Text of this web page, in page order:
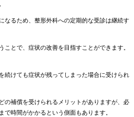
なるため、整形外科への定期的な受診は継続す
とで、症状の改善を目指すことができます。
続けても症状が残ってしまった場合に受けられ
の補償を受けられるメリットがありますが、必
時間がかかるという側面もあります。